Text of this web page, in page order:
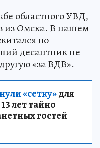
областного УВД,
из Омска. В нашем
по
десантник не
«за ВДВ».
«сетку»для
лет тайно
гостей